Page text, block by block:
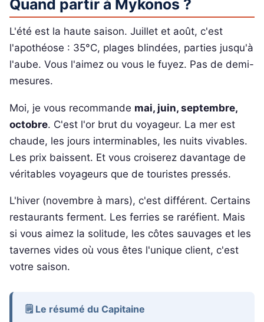
Quand partir à Mykonos ?
L'été est la haute saison. Juillet et août, c'est
l'apothéose : 35°C, plages blindées, parties jusqu'à
l'aube. Vous l'aimez ou vous le fuyez. Pas de demi-
mesures.
Moi, je vous recommande mai, juin, septembre,
octobre. C'est l'or brut du voyageur. La mer est
chaude, les jours interminables, les nuits vivables.
Les prix baissent. Et vous croiserez davantage de
véritables voyageurs que de touristes pressés.
L'hiver (novembre à mars), c'est différent. Certains
restaurants ferment. Les ferries se raréfient. Mais
si vous aimez la solitude, les côtes sauvages et les
tavernes vides où vous êtes l'unique client, c'est
votre saison.
🗒️ Le résumé du Capitaine